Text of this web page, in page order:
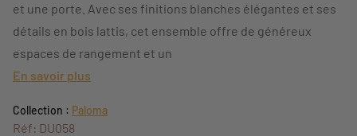
et une porte. Avec ses finitions blanches élégantes et ses
détails en bois lattis, cet ensemble offre de généreux
espaces de rangement et un
En savoir plus
Collection : Paloma
Réf: DU058